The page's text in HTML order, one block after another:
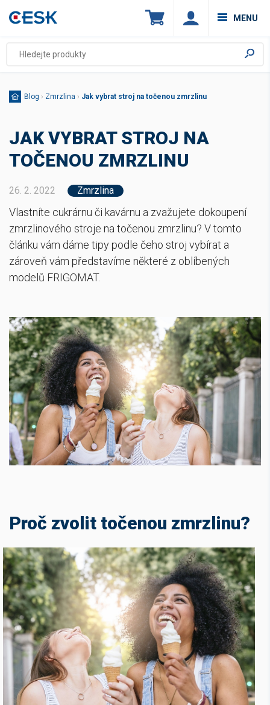
MENU
Blog › Zmrzlina › Jak vybrat stroj na točenou zmrzlinu
JAK VYBRAT STROJ NA
TOČENOU ZMRZLINU
26. 2. 2022 Zmrzlina
Vlastníte cukrárnu či kavárnu a zvažujete dokoupení
zmrzlinového stroje na točenou zmrzlinu? V tomto
článku vám dáme tipy podle čeho stroj vybírat a
zároveň vám představíme některé z oblíbených
modelů FRIGOMAT.
Proč zvolit točenou zmrzlinu?